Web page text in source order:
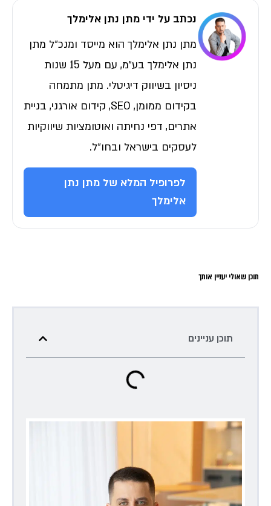
נכתב על ידי מתן נתן אלימלך
מתן נתן אלימלך הוא מייסד ומנכ״ל מתן
נתן אלימלך בע״מ, עם מעל 15 שנות
ניסיון בשיווק דיגיטלי. מתן מתמחה
בקידום ממומן, SEO, קידום אורגני, בניית
אתרים, דפי נחיתה ואוטומציות שיווקיות
לעסקים בישראל ובחו״ל.
לפרופיל המלא של מתן נתן
אלימלך
תוכן שאולי יעניין אותך
תוכן עניינים